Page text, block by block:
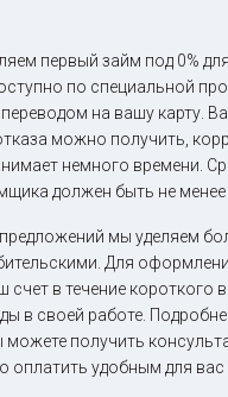
первый займ под 0%
по специальной
на вашу карту.
можно получить,
немного времени.
должен быть не менее
мы уделяем
Для
в течение короткого
в своей работе.
получить
оплатить удобным для вас